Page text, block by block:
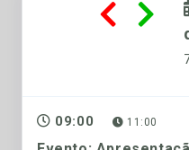
09:00 11:00